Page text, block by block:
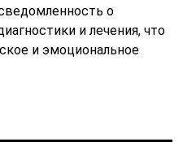
о
и лечения, что
и эмоциональное